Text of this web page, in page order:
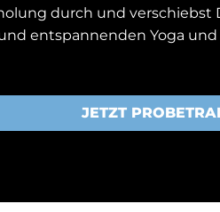
durch und verschiebst
entspannenden Yoga
JETZT